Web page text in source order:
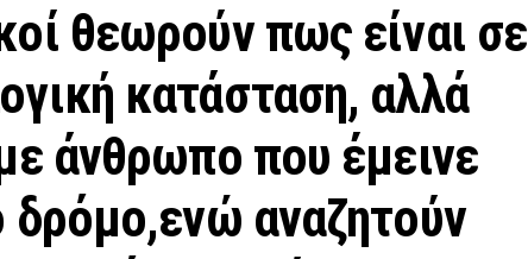
θεωρούν πως είναι σε
κατάσταση, αλλά
άνθρωπο που έμεινε
δρόμο,ενώ αναζητούν